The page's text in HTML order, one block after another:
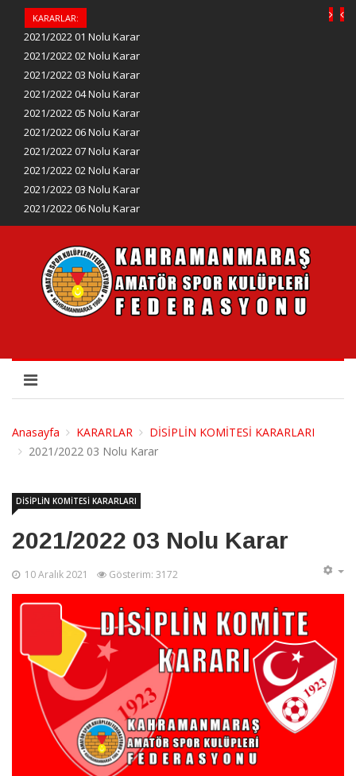
KARARLAR:
2021/2022 01 Nolu Karar
2021/2022 02 Nolu Karar
2021/2022 03 Nolu Karar
2021/2022 04 Nolu Karar
2021/2022 05 Nolu Karar
2021/2022 06 Nolu Karar
2021/2022 07 Nolu Karar
2021/2022 02 Nolu Karar
2021/2022 03 Nolu Karar
2021/2022 06 Nolu Karar
Anasayfa KARARLAR
DİSİPLİN KOMİTESİ KARARLARI
2021/2022 03 Nolu Karar
2021/2022 03 Nolu Karar
DİSİPLİN KOMİTESİ KARARLARI
10 Aralık 2021 Gösterim: 3172